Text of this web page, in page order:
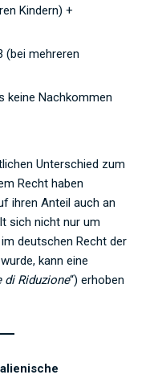
Kindern) +
(bei mehreren
keine Nachkommen
Unterschied zum
Recht haben
ihren Anteil auch an
sich nicht nur um
deutschen Recht der
kann eine
di Riduzione“) erhoben